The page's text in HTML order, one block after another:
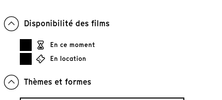
Disponibilité des films
En ce moment
En location
Thèmes et formes